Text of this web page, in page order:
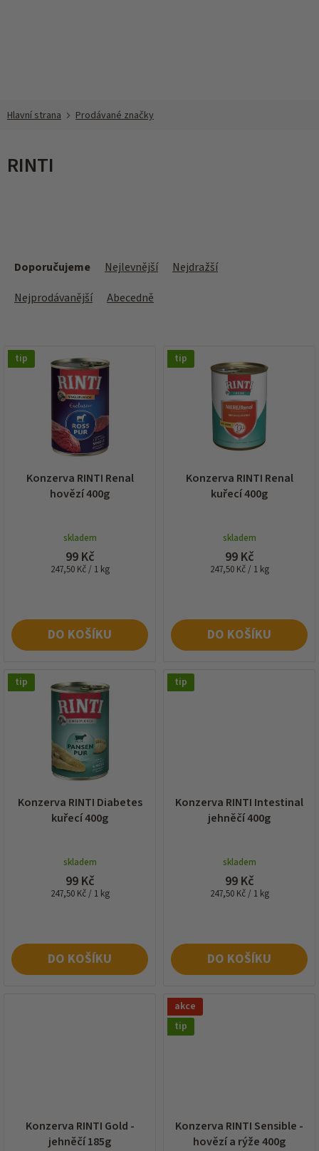
Prodávané značky
RINTI
o
Doporučujeme Nejlevnější
Nejdražší
Nejprodávanější
Abecedně
V
ý tip
Konzerva RINTI Renal
hovězí 400g
skladem
99 Kč
Měrná
247,50 Kč / 1 kg
DO KOŠÍKU
tip
Konzerva RINTI Renal
kuřecí 400g
skladem
99 Kč
Měrná
247,50 Kč / 1 kg
DO KOŠÍKU
tip
Konzerva RINTI Diabetes
kuřecí 400g
skladem
99 Kč
Měrná
247,50 Kč / 1 kg
DO KOŠÍKU
tip
Konzerva RINTI Intestinal
jehněčí 400g
skladem
99 Kč
Měrná
247,50 Kč / 1 kg
DO KOŠÍKU
Konzerva RINTI Gold -
jehněčí 185g
akce
tip
Konzerva RINTI Sensible -
hovězí a rýže 400g